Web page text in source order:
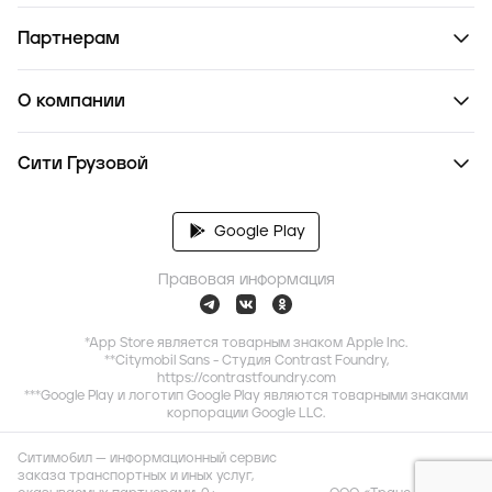
Партнерам
О компании
Сити Грузовой
Google Play
Правовая информация
*App Store является товарным знаком Apple Inc.
**Citymobil Sans - Студия Contrast Foundry,
https://contrastfoundry.com
***Google Play и логотип Google Play являются товарными знаками
корпорации Google LLC.
Ситимобил — информационный сервис
заказа транспортных и иных услуг,